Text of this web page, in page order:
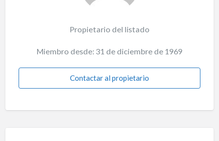
Propietario del listado
Miembro desde: 31 de diciembre de 1969
Contactar al propietario